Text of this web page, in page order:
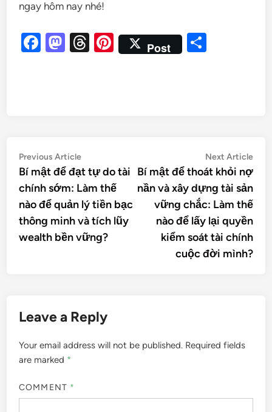
ngay hôm nay nhé!
Facebook
Mastodon
Threads
Pinterest
Post
Previous Article
Bí mật để đạt tự do tài
chính sớm: Làm thế
nào để quản lý tiền bạc
thông minh và tích lũy
wealth bền vững?
Next Article
Bí mật để thoát khỏi nợ
nần và xây dựng tài sản
vững chắc: Làm thế
nào để lấy lại quyền
kiểm soát tài chính
cuộc đời mình?
Leave a Reply
Your email address will not be published. Required fields
are marked *
COMMENT *